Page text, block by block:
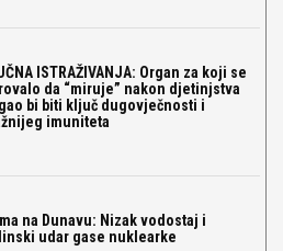
ISTRAŽIVANJA: Organ za koji se
da “miruje” nakon djetinjstva
bi biti ključ dugovječnosti i
imuniteta
na Dunavu: Nizak vodostaj i
udar gase nuklearke